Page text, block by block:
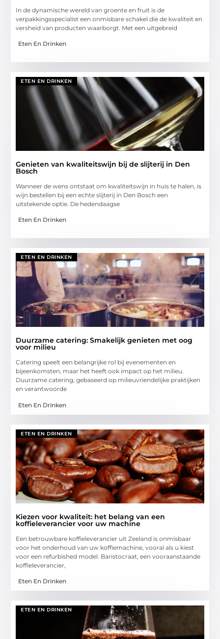
In de dynamische wereld van groente en fruit is de
verpakkingsspecialist een onmisbare schakel die de kwaliteit en
versheid van producten waarborgt. Met een uitgebreid
Eten En Drinken
ETEN EN DRINKEN
Genieten van kwaliteitswijn bij de slijterij in Den
Bosch
Wanneer de wens ontstaat om kwaliteitswijn in huis te halen, is
wijn bestellen bij een echte slijterij in Den Bosch een
uitstekende optie. De hedendaagse
Eten En Drinken
ETEN EN DRINKEN
Duurzame catering: Smakelijk genieten met oog
voor milieu
Catering speelt een belangrijke rol bij evenementen en
bijeenkomsten, maar het heeft ook impact op het milieu.
Duurzame catering, gebaseerd op milieuvriendelijke praktijken
en verantwoorde
Eten En Drinken
ETEN EN DRINKEN
Kiezen voor kwaliteit: het belang van een
koffieleverancier voor uw machine
Een betrouwbare koffieleverancier uit Zeeland is onmisbaar
voor het onderhoud van uw koffiemachine, vooral als u kiest
voor een refurbished model. Baristocraat, een vooraanstaande
koffieleverancier,
Eten En Drinken
ETEN EN DRINKEN